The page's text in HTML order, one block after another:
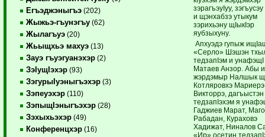
Егъэджэныгъэ (202)
Жыжьэ-гъунэгъу (62)
Жылагъуэ (20)
Жьыщхьэ махуэ (13)
Зауэ гъуэгуанэхэр (2)
ЗэIущIэхэр (93)
ЗэгурыIуэныгъэхэр (3)
Зэпеуэхэр (110)
ЗэпыщIэныгъэхэр (28)
Зэхыхьэхэр (49)
Конференцхэр (16)
зэрагъэуIуу,
и щэнхабзэ утыкум
зэрихьэну щIыкIэр
яубзыхуну.
Апхуэдэ гупыж
«Серло» Шэшэн
тедзапIэм и унафэщI
Матаев Анзор. Абы и
жэрдэмыр Налшык
Котляровхэ Мариерэ
Викторрэ, дагъыстэн
тедзапIэхэм я
Гаджиев Марат,
Рабадан, Кураховэ
Хадижат, Ниналов
«Ир» осетин